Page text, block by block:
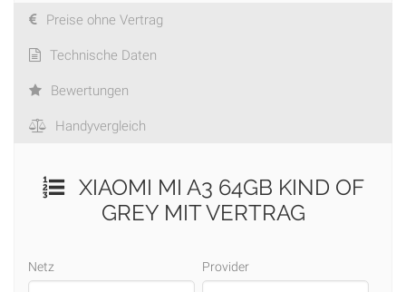
Preise ohne Vertrag
Technische Daten
Bewertungen
Handyvergleich
XIAOMI MI A3 64GB KIND OF
GREY MIT VERTRAG
Netz Provider